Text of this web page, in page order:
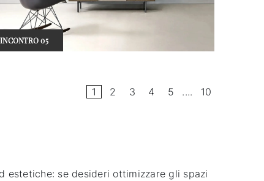
INCONTRO 05
1 2 3 4 5 .... 10
estetiche: se desideri ottimizzare gli spazi